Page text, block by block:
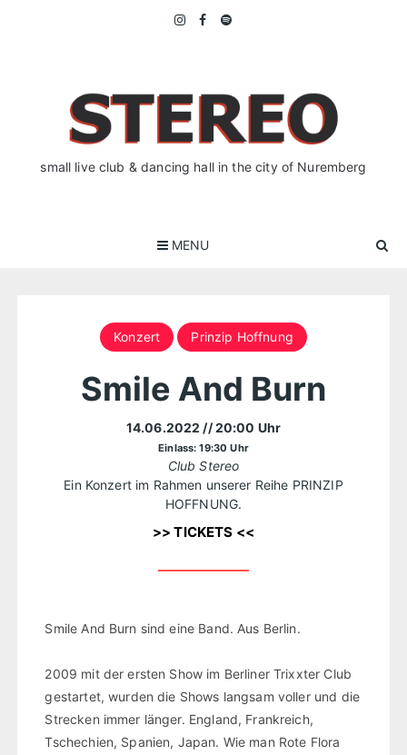
small live club & dancing hall in the city of Nuremberg
MENU
Konzert Prinzip Hoffnung
Smile And Burn
14.06.2022 // 20:00 Uhr
Einlass: 19:30 Uhr
Club Stereo
Ein Konzert im Rahmen unserer Reihe PRINZIP
HOFFNUNG.
>> TICKETS <<
Smile And Burn sind eine Band. Aus Berlin.
2009 mit der ersten Show im Berliner Trixxter Club
gestartet, wurden die Shows langsam voller und die
Strecken immer länger. England, Frankreich,
Tschechien, Spanien, Japan. Wie man Rote Flora